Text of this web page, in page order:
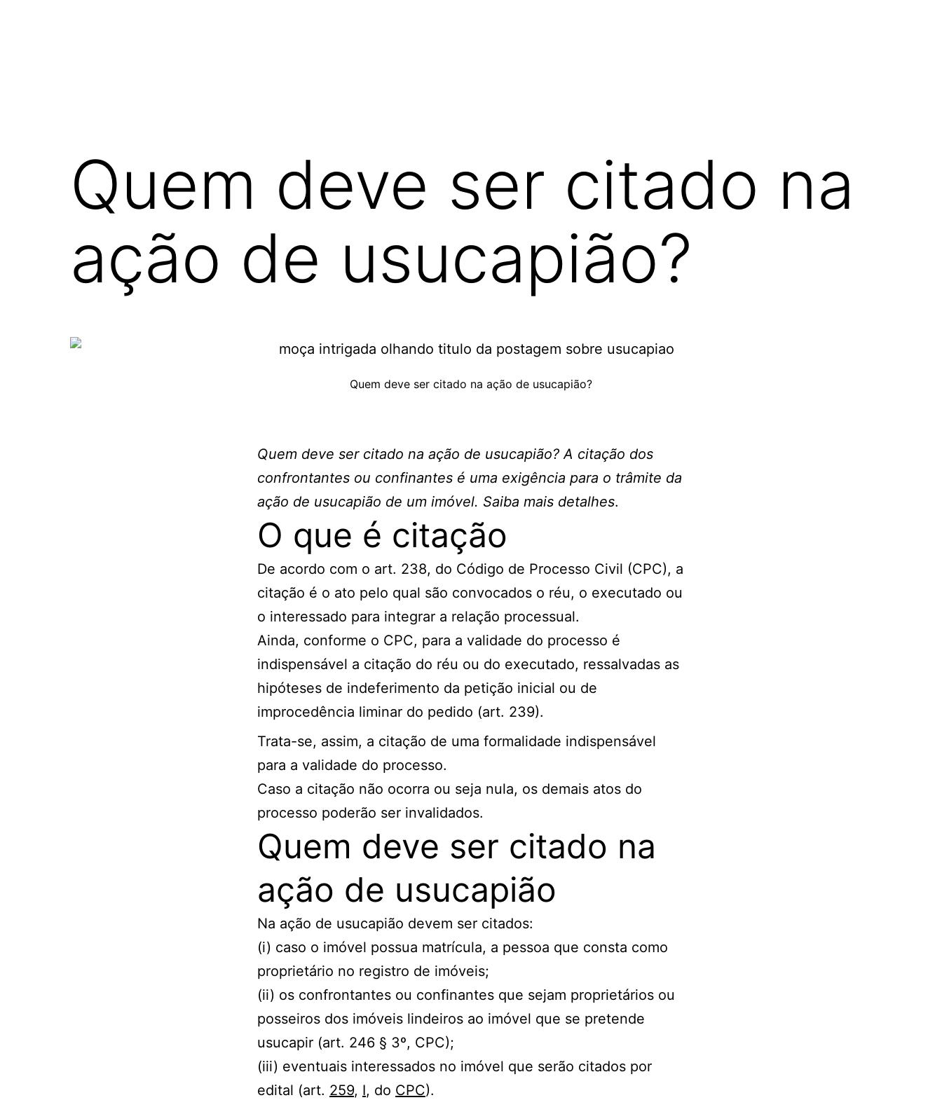
Quem deve ser citado na
ação de usucapião?
Quem deve ser citado na ação de usucapião?
Quem deve ser citado na ação de usucapião? A citação dos
confrontantes ou confinantes é uma exigência para o trâmite da
ação de usucapião de um imóvel. Saiba mais detalhes.
O que é citação
De acordo com o art. 238, do Código de Processo Civil (CPC), a
citação é o ato pelo qual são convocados o réu, o executado ou
o interessado para integrar a relação processual.
Ainda, conforme o CPC, para a validade do processo é
indispensável a citação do réu ou do executado, ressalvadas as
hipóteses de indeferimento da petição inicial ou de
improcedência liminar do pedido (art. 239).
Trata-se, assim, a citação de uma formalidade indispensável
para a validade do processo.
Caso a citação não ocorra ou seja nula, os demais atos do
processo poderão ser invalidados.
Quem deve ser citado na
ação de usucapião
Na ação de usucapião devem ser citados:
(i) caso o imóvel possua matrícula, a pessoa que consta como
proprietário no registro de imóveis;
(ii) os confrontantes ou confinantes que sejam proprietários ou
posseiros dos imóveis lindeiros ao imóvel que se pretende
usucapir (art. 246 § 3º, CPC);
(iii) eventuais interessados no imóvel que serão citados por
edital (art. 259, I, do CPC).